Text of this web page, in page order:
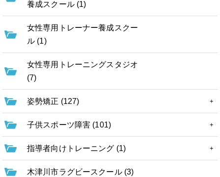
養成スクール (1)
女性専用トレーナー養成スクー
ル (1)
女性専用トレーニングスタジオ
(7)
姿勢矯正 (127)
子供スポーツ障害 (101)
指導者向けトレーニング (1)
木津川市ラグビースクール (3)